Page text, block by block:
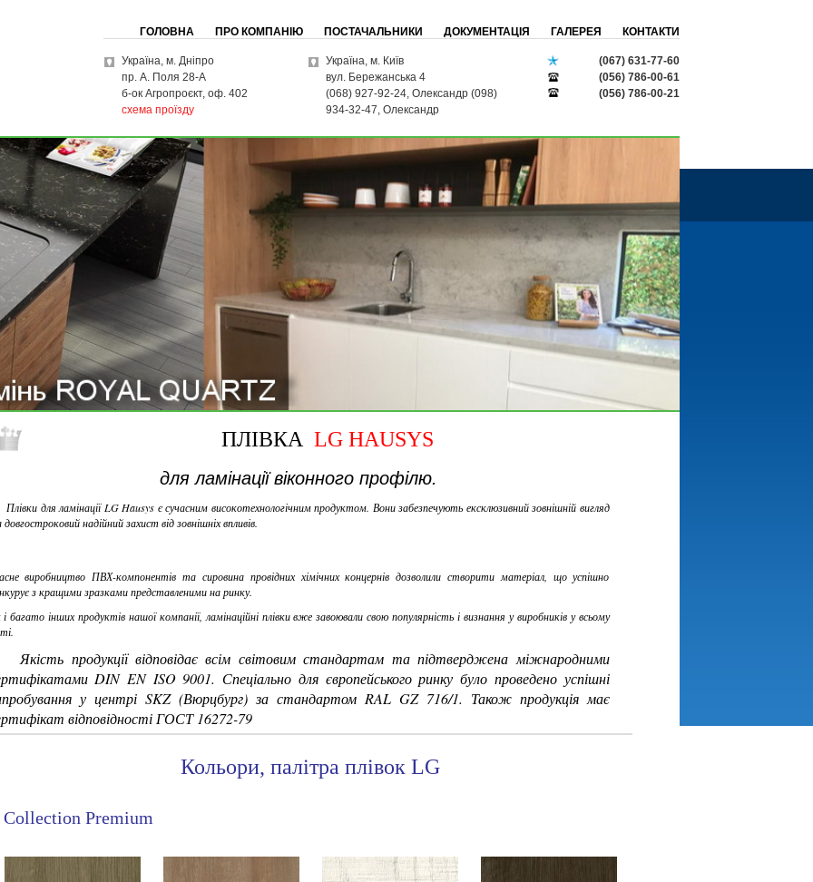
ГОЛОВНА ПРО КОМПАНІЮ ПОСТАЧАЛЬНИКИ ДОКУМЕНТАЦІЯ ГАЛЕРЕЯ КОНТАКТИ
(067) 631-77-60
(056) 786-00-61
(056) 786-00-21
Укpаїна, м. Київ
вул. Бережанська 4
(068) 927-92-24, Олександр (098)
934-32-47, Олександр
Укpaїна, м. Дніпро
пр. А. Поля 28-А
б-ок Агропроєкт, оф. 402
схема проїзду
ПЛІВКА LG HАUSYS
для ламінації віконного профілю.
Плівки для ламінації LG Hausys є сучасним високотехнологічним продуктом. Вони забезпечують ексклюзивний зовнішній вигляд
надійний захист від зовнішніх впливів.
виробництво ПВХ-компонентів та сировина провідних хімічних концернів дозволили створити матеріал, що успішно
з кращими зразками представленими на ринку.
багато інших продуктів нашої компанії, ламінаційні плівки вже завоювали свою популярність і визнання у виробників у всьому
продукції відповідає всім світовим стандартам та підтверджена міжнародними
DIN EN ISO 9001. Спеціально для європейського ринку було проведено успішні
у центрі SKZ (Вюрцбург) за стандартом RAL GZ 716/1. Також продукція має
відповідності ГОСТ 16272-79
Кольори, палітра плівок LG
Collection Premium